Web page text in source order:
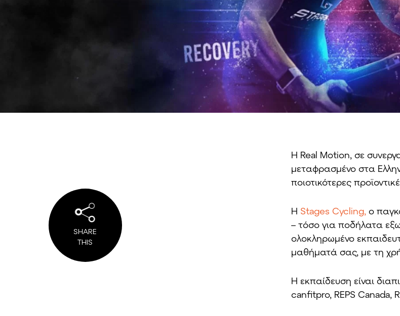
SHARE
THIS
H Real Motion, σε
μεταφρασμένο στα
ποιοτικότερες
H Stages Cycling, ο
– τόσο για ποδήλατα
ολοκληρωμένο
μαθήματά σας, με τη
Η εκπαίδευση είναι
canfitpro, REPS Canada,